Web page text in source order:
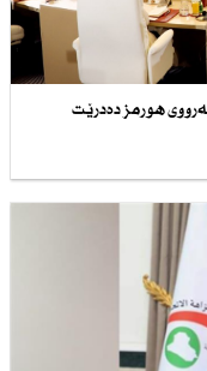
هورمز دەدرێت